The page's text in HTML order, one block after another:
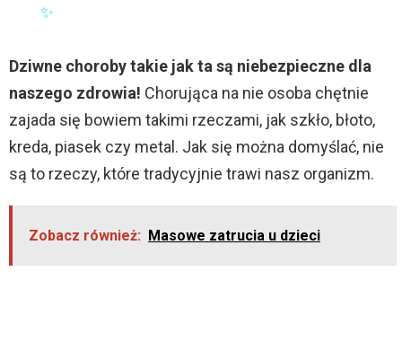
e
o
✨
Dziwne choroby takie jak ta są niebezpieczne dla
naszego zdrowia! Chorująca na nie osoba chętnie
zajada się bowiem takimi rzeczami, jak szkło, błoto,
kreda, piasek czy metal. Jak się można domyślać, nie
są to rzeczy, które tradycyjnie trawi nasz organizm.
Zobacz również: Masowe zatrucia u dzieci